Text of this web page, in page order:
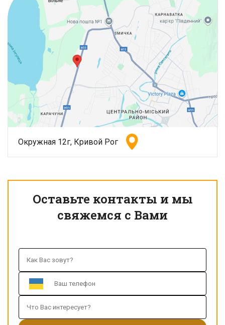
Окружная 12г, Кривой Рог
Оставьте контакты и мы
свяжемся с Вами